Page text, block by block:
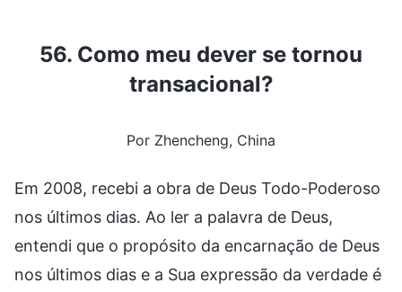
56. Como meu dever se tornou
transacional?
Por Zhencheng, China
Em 2008, recebi a obra de Deus Todo-Poderoso
nos últimos dias. Ao ler a palavra de Deus,
entendi que o propósito da encarnação de Deus
nos últimos dias e a Sua expressão da verdade é